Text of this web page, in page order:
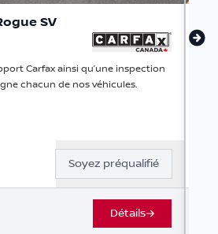
SV
Carfax ainsi qu’une inspection
chacun de nos véhicules.
Soyez préqualifié
Détails
98